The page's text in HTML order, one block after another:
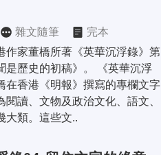
雜文隨筆
完本
作家董橋所著《英華沉浮錄》第
是歷史的初稿》。 《英華沉浮
在香港《明報》撰寫的專欄文字
閱讀、文物及政治文化、語文、
大類。這些文..